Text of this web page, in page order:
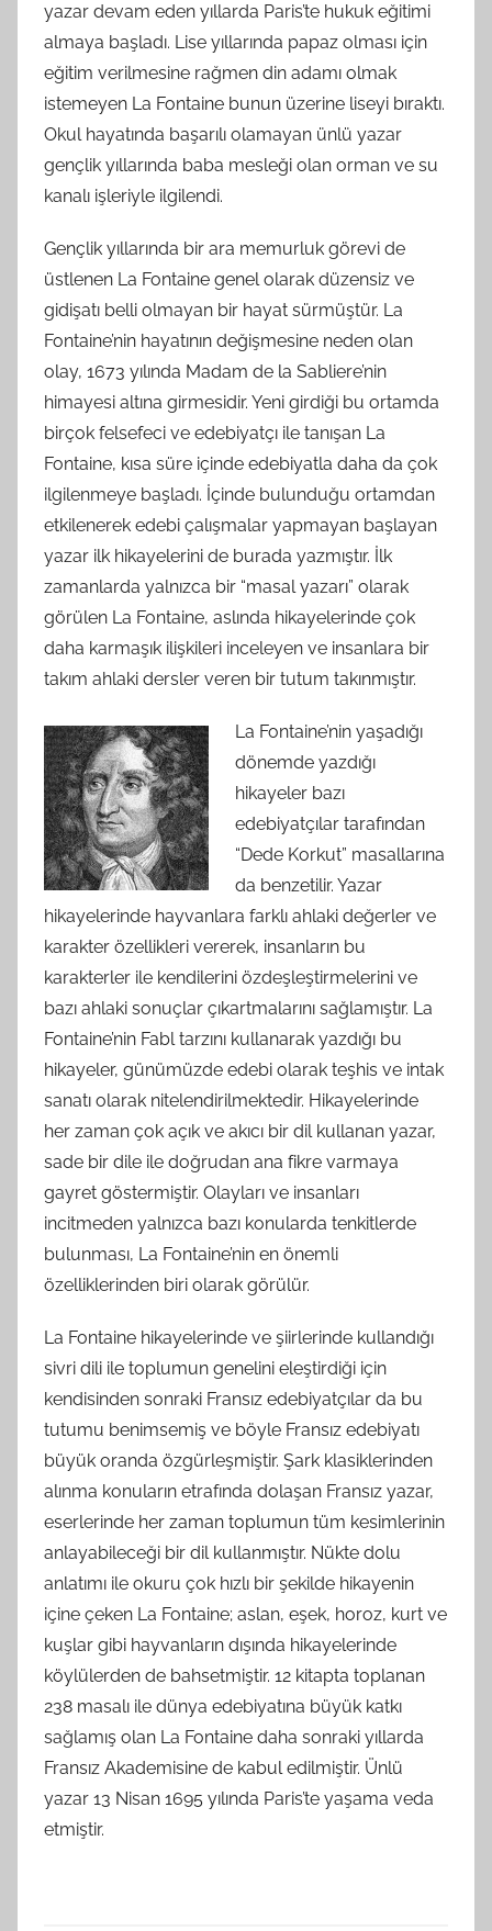
yazar devam eden yıllarda Paris’te hukuk eğitimi
almaya başladı. Lise yıllarında papaz olması için
eğitim verilmesine rağmen din adamı olmak
istemeyen La Fontaine bunun üzerine liseyi bıraktı.
Okul hayatında başarılı olamayan ünlü yazar
gençlik yıllarında baba mesleği olan orman ve su
kanalı işleriyle ilgilendi.
Gençlik yıllarında bir ara memurluk görevi de
üstlenen La Fontaine genel olarak düzensiz ve
gidişatı belli olmayan bir hayat sürmüştür. La
Fontaine’nin hayatının değişmesine neden olan
olay, 1673 yılında Madam de la Sabliere’nin
himayesi altına girmesidir. Yeni girdiği bu ortamda
birçok felsefeci ve edebiyatçı ile tanışan La
Fontaine, kısa süre içinde edebiyatla daha da çok
ilgilenmeye başladı. İçinde bulunduğu ortamdan
etkilenerek edebi çalışmalar yapmayan başlayan
yazar ilk hikayelerini de burada yazmıştır. İlk
zamanlarda yalnızca bir “masal yazarı” olarak
görülen La Fontaine, aslında hikayelerinde çok
daha karmaşık ilişkileri inceleyen ve insanlara bir
takım ahlaki dersler veren bir tutum takınmıştır.
La Fontaine’nin yaşadığı
dönemde yazdığı
hikayeler bazı
edebiyatçılar tarafından
“Dede Korkut” masallarına
da benzetilir. Yazar
hikayelerinde hayvanlara farklı ahlaki değerler ve
karakter özellikleri vererek, insanların bu
karakterler ile kendilerini özdeşleştirmelerini ve
bazı ahlaki sonuçlar çıkartmalarını sağlamıştır. La
Fontaine’nin Fabl tarzını kullanarak yazdığı bu
hikayeler, günümüzde edebi olarak teşhis ve intak
sanatı olarak nitelendirilmektedir. Hikayelerinde
her zaman çok açık ve akıcı bir dil kullanan yazar,
sade bir dile ile doğrudan ana fikre varmaya
gayret göstermiştir. Olayları ve insanları
incitmeden yalnızca bazı konularda tenkitlerde
bulunması, La Fontaine’nin en önemli
özelliklerinden biri olarak görülür.
La Fontaine hikayelerinde ve şiirlerinde kullandığı
sivri dili ile toplumun genelini eleştirdiği için
kendisinden sonraki Fransız edebiyatçılar da bu
tutumu benimsemiş ve böyle Fransız edebiyatı
büyük oranda özgürleşmiştir. Şark klasiklerinden
alınma konuların etrafında dolaşan Fransız yazar,
eserlerinde her zaman toplumun tüm kesimlerinin
anlayabileceği bir dil kullanmıştır. Nükte dolu
anlatımı ile okuru çok hızlı bir şekilde hikayenin
içine çeken La Fontaine; aslan, eşek, horoz, kurt ve
kuşlar gibi hayvanların dışında hikayelerinde
köylülerden de bahsetmiştir. 12 kitapta toplanan
238 masalı ile dünya edebiyatına büyük katkı
sağlamış olan La Fontaine daha sonraki yıllarda
Fransız Akademisine de kabul edilmiştir. Ünlü
yazar 13 Nisan 1695 yılında Paris’te yaşama veda
etmiştir.